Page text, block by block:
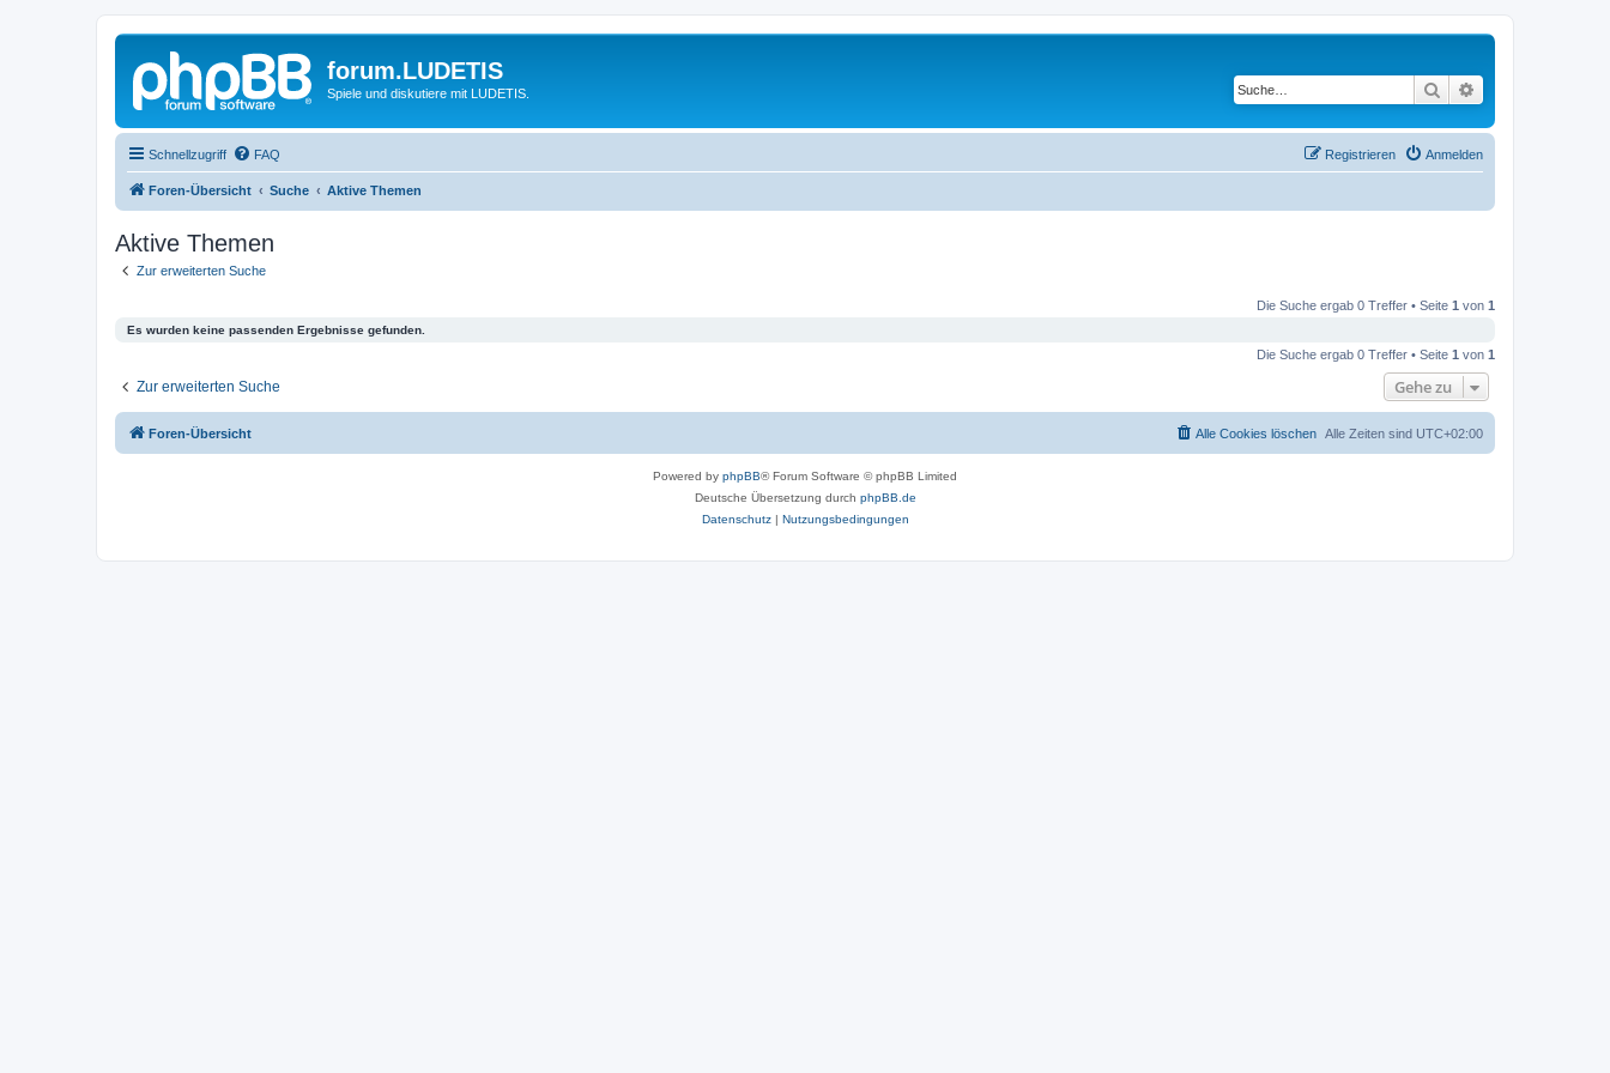
forum.LUDETIS
Spiele und diskutiere mit LUDETIS. Suche
Schnellzugriff FAQ Anmelden
Registrieren
Foren-Übersicht Suche Aktive Themen
Aktive Themen
Zur erweiterten Suche
Die Suche ergab 0 Treffer • Seite 1 von 1
Es wurden keine passenden Ergebnisse gefunden.
Die Suche ergab 0 Treffer • Seite 1 von 1
Zur erweiterten Suche Gehe zu
Foren-Übersicht Alle Zeiten sind UTC+02:00
Alle Cookies löschen
Powered by phpBB® Forum Software © phpBB Limited
Deutsche Übersetzung durch phpBB.de
Datenschutz| Nutzungsbedingungen